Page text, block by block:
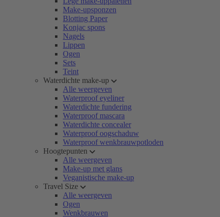
Make-upsponzen
Blotting Paper
Konjac spons
Nagels
Lippen
Ogen
Sets
Teint
Waterdichte make-up
Alle weergeven
Waterproof eyeliner
Waterdichte fundering
Waterproof mascara
Waterdichte concealer
Waterproof oogschaduw
Waterproof wenkbrauwpotloden
Hoogtepunten
Alle weergeven
Make-up met glans
Veganistische make-up
Travel Size
Alle weergeven
Ogen
Wenkbrauwen